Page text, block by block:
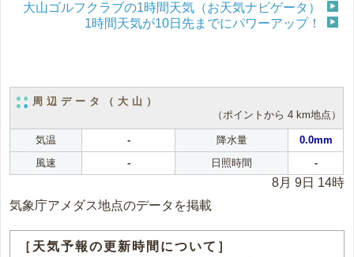
大山ゴルフクラブの1時間天気（お天気ナビゲータ）
1時間天気が10日先までにパワーアップ！
周辺データ（大山）
（ポイントから 4 km地点）
気温 - 降水量
0.0mm
風速
- 日照時間 -
8月 9日 14時
気象庁アメダス地点のデータを掲載
［天気予報の更新時間について］